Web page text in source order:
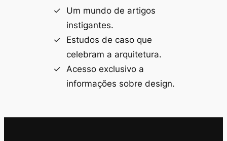
Um mundo de artigos
instigantes.
Estudos de caso que
celebram a arquitetura.
Acesso exclusivo a
informações sobre design.